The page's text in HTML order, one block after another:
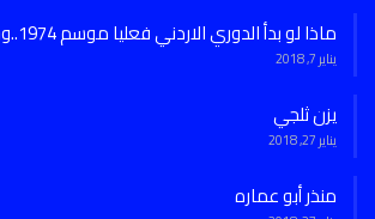
ماذا لو بدأ الدوري الاردني فعليا موسم 1974..ومات “سريرياً…
يناير 7, 2018
يزن ثلجي
يناير 27, 2018
منذر أبو عماره